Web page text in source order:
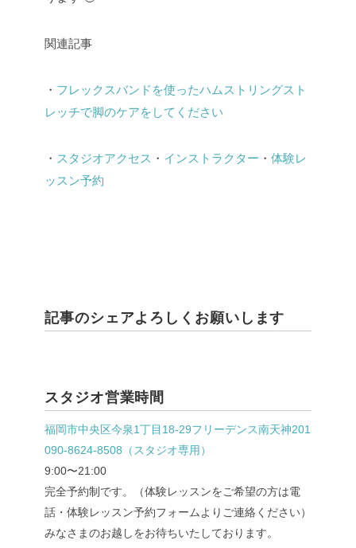
関連記事
・ フレックスバンドを使ったハムストリングスト
レッチで脚のケアをしてください
・ スタジオアクセス ・ インストラクター ・ 体験レ
ッスン予約
記事のシェアよろしくお願いします
スタジオ営業時間
福岡市中央区今泉1丁目18-29フリーデンス南天神201
090-8624-8508（スタジオ専用）
9:00〜21:00
完全予約制です。（体験レッスンをご希望の方は電
話・体験レッスン予約フォームよりご連絡ください）
みなさまのお越しをお待ちいたしております。